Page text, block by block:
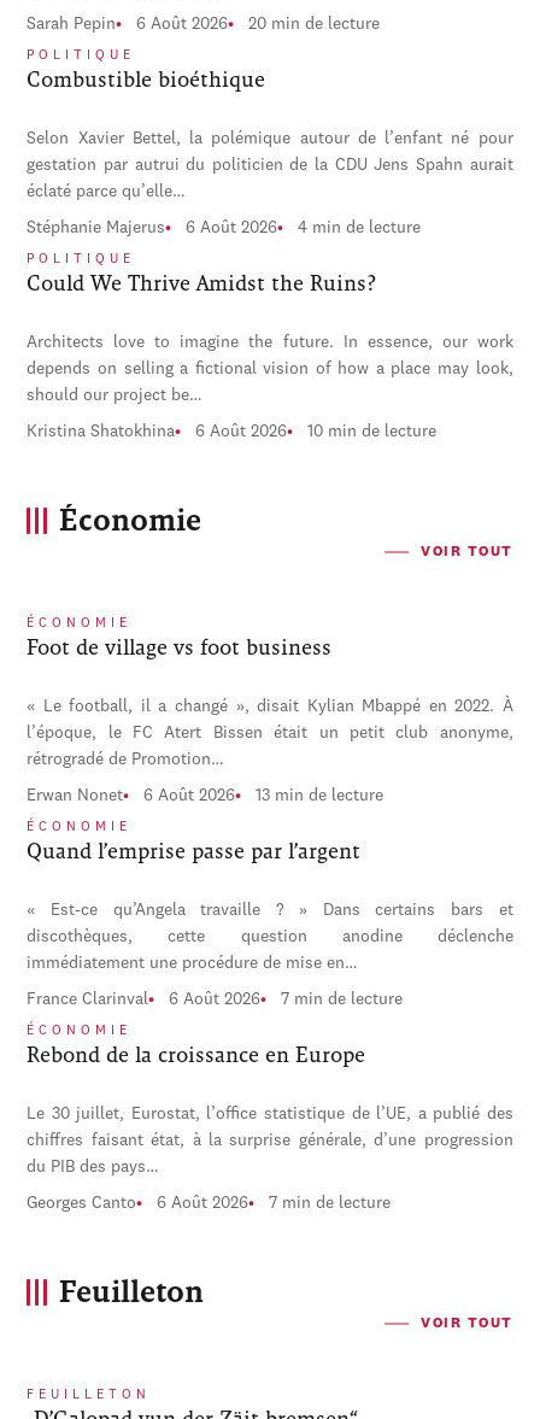
Sarah Pepin 6 Août 2026 20 min de lecture
POLITIQUE
Combustible bioéthique
Selon Xavier Bettel, la polémique autour de l’enfant né pour
gestation par autrui du politicien de la CDU Jens Spahn aurait
éclaté parce qu’elle…
Stéphanie Majerus 6 Août 2026 4 min de lecture
POLITIQUE
Could We Thrive Amidst the Ruins?
Architects love to imagine the future. In essence, our work
depends on selling a fictional vision of how a place may look,
should our project be…
Kristina Shatokhina 6 Août 2026 10 min de lecture
Économie
VOIR TOUT
ÉCONOMIE
Foot de village vs foot business
« Le football, il a changé », disait Kylian Mbappé en 2022. À
l’époque, le FC Atert Bissen était un petit club anonyme,
rétrogradé de Promotion…
Erwan Nonet 6 Août 2026 13 min de lecture
ÉCONOMIE
Quand l’emprise passe par l’argent
« Est-ce qu’Angela travaille ? » Dans certains bars et
discothèques, cette question anodine déclenche
immédiatement une procédure de mise en…
France Clarinval 6 Août 2026 7 min de lecture
ÉCONOMIE
Rebond de la croissance en Europe
Le 30 juillet, Eurostat, l’office statistique de l’UE, a publié des
chiffres faisant état, à la surprise générale, d’une progression
du PIB des pays…
Georges Canto 6 Août 2026 7 min de lecture
Feuilleton
VOIR TOUT
FEUILLETON